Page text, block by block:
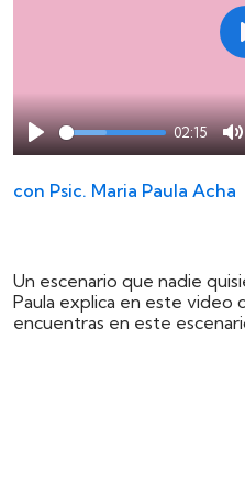
Play
02:15
con Psic. Maria Paula Acha
Un escenario que nadie
Paula explica en este video
encuentras en este